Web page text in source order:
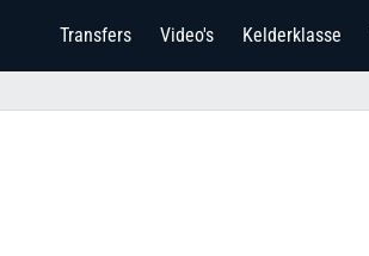
Transfers Video's Kelderklasse